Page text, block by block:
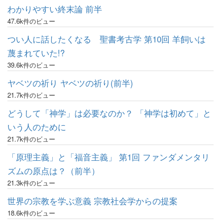
わかりやすい終末論 前半
47.6k件のビュー
つい人に話したくなる 聖書考古学 第10回 羊飼いは
蔑まれていた!?
39.6k件のビュー
ヤベツの祈り ヤベツの祈り(前半)
21.7k件のビュー
どうして「神学」は必要なのか？ 「神学は初めて」と
いう人のために
21.7k件のビュー
「原理主義」と「福音主義」 第1回 ファンダメンタリ
ズムの原点は？（前半）
21.3k件のビュー
世界の宗教を学ぶ意義 宗教社会学からの提案
18.6k件のビュー